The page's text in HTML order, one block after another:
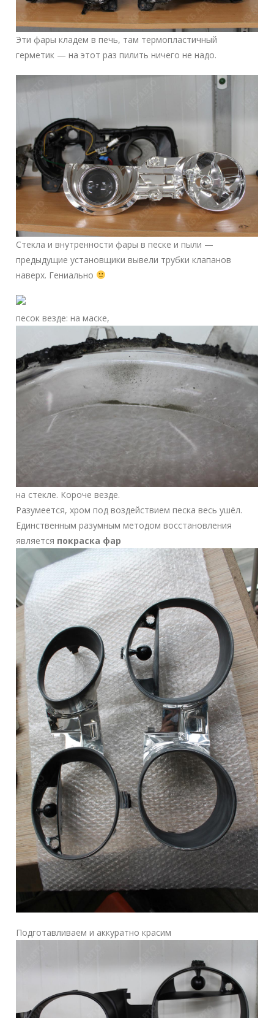
Эти фары кладем в печь, там термопластичный
герметик — на этот раз пилить ничего не надо.
Стекла и внутренности фары в песке и пыли —
предыдущие установщики вывели трубки клапанов
наверх. Гениально
песок везде: на маске,
на стекле. Короче везде.
Разумеется, хром под воздействием песка весь ушёл.
Единственным разумным методом восстановления
является покраска фар
Подготавливаем и аккуратно красим